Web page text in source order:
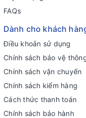
FAQs
Dành cho khách
Điều khoản sử dụng
Chính sách bảo vệ
Chính sách vận chuyển
Chính sách kiểm hàng
Cách thức thanh toán
Chính sách bảo hành